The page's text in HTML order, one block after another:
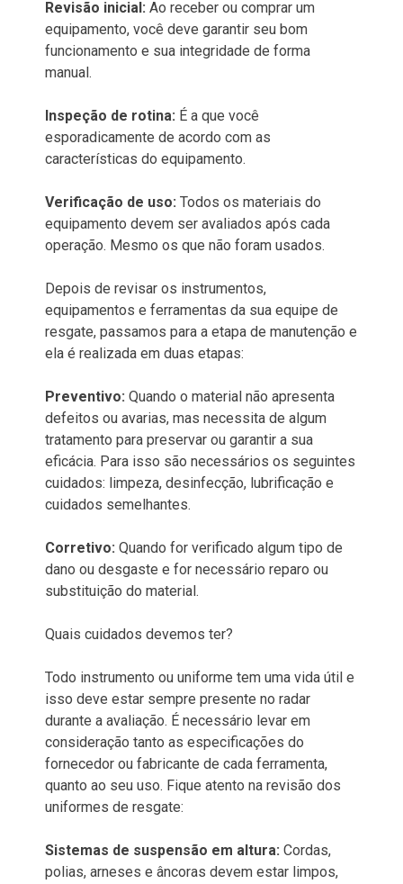
Revisão inicial: Ao receber ou comprar um
equipamento, você deve garantir seu bom
funcionamento e sua integridade de forma
manual.
Inspeção de rotina: É a que você
esporadicamente de acordo com as
características do equipamento.
Verificação de uso: Todos os materiais do
equipamento devem ser avaliados após cada
operação. Mesmo os que não foram usados.
Depois de revisar os instrumentos,
equipamentos e ferramentas da sua equipe de
resgate, passamos para a etapa de manutenção e
ela é realizada em duas etapas:
Preventivo: Quando o material não apresenta
defeitos ou avarias, mas necessita de algum
tratamento para preservar ou garantir a sua
eficácia. Para isso são necessários os seguintes
cuidados: limpeza, desinfecção, lubrificação e
cuidados semelhantes.
Corretivo: Quando for verificado algum tipo de
dano ou desgaste e for necessário reparo ou
substituição do material.
Quais cuidados devemos ter?
Todo instrumento ou uniforme tem uma vida útil e
isso deve estar sempre presente no radar
durante a avaliação. É necessário levar em
consideração tanto as especificações do
fornecedor ou fabricante de cada ferramenta,
quanto ao seu uso. Fique atento na revisão dos
uniformes de resgate:
Sistemas de suspensão em altura: Cordas,
polias, arneses e âncoras devem estar limpos,